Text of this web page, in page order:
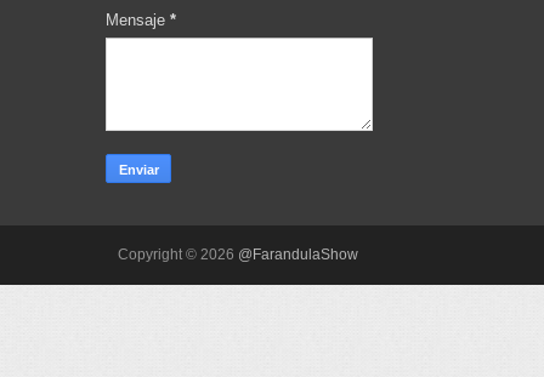
Mensaje *
Copyright © 2026 @FarandulaShow